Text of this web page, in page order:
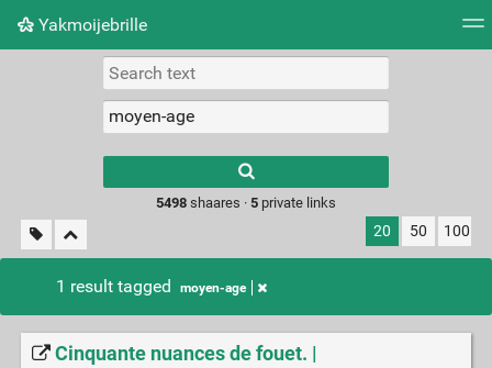
Yakmoijebrille
Picture wall
results.
5498shaares · 5private links
20 50 100
1 result tagged moyen-age
Cinquante nuances de fouet. |